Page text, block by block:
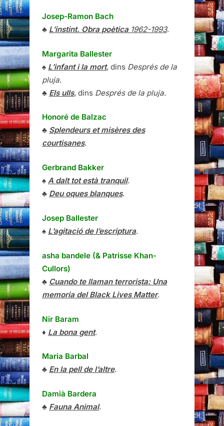
Josep-Ramon Bach
♣ L’instint. Obra poètica1962-1993.
Margarita Ballester
♠ L’infant i la mort, dins Després de la
pluja.
♣ Els ulls, dins Després de la pluja.
Honoré de Balzac
♣ Splendeurs et misères des
courtisanes.
Gerbrand Bakker
♠ A dalt tot està tranquil.
♣ Deu oques blanques.
Josep Ballester
♠ L’agitació de l’escriptura.
asha bandele (& Patrisse Khan-
Cullors)
♣ Cuando te llaman terrorista: Una
memoria del Black Lives Matter.
Nir Baram
♦ La bona gent.
Maria Barbal
♣ En la pell de l’altre.
Damià Bardera
♣ Fauna Animal.